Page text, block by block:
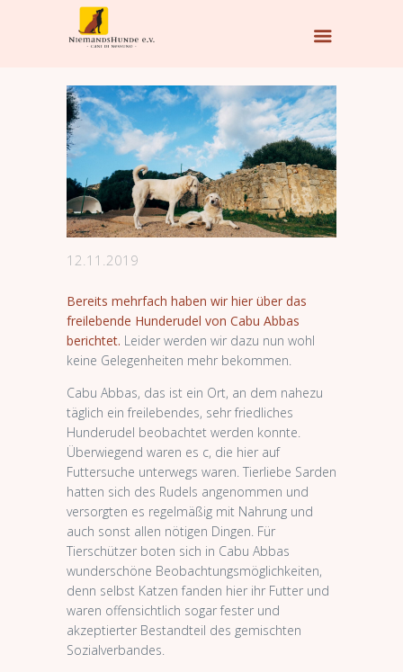
12.11.2019
Bereits mehrfach haben wir hier über das
freilebende Hunderudel von Cabu Abbas
berichtet. Leider werden wir dazu nun wohl
keine Gelegenheiten mehr bekommen.
Cabu Abbas, das ist ein Ort, an dem nahezu
täglich ein freilebendes, sehr friedliches
Hunderudel beobachtet werden konnte.
Überwiegend waren es c, die hier auf
Futtersuche unterwegs waren. Tierliebe Sarden
hatten sich des Rudels angenommen und
versorgten es regelmäßig mit Nahrung und
auch sonst allen nötigen Dingen. Für
Tierschützer boten sich in Cabu Abbas
wunderschöne Beobachtungsmöglichkeiten,
denn selbst Katzen fanden hier ihr Futter und
waren offensichtlich sogar fester und
akzeptierter Bestandteil des gemischten
Sozialverbandes.